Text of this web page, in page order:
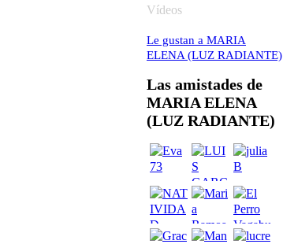
Vídeos
Le gustan a MARIA
ELENA (LUZ RADIANTE)
Las amistades de
MARIA ELENA
(LUZ RADIANTE)